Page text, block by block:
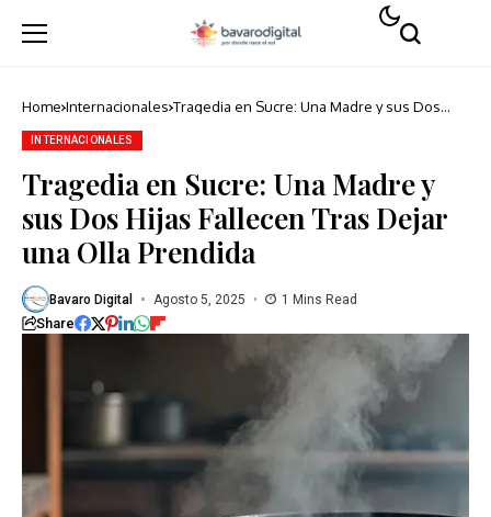
Home Internacionales Tragedia en Sucre: Una Madre y sus Dos
INTERNACIONALES
Tragedia en Sucre: Una Madre y
sus Dos Hijas Fallecen Tras Dejar
una Olla Prendida
Bavaro Digital Agosto 5, 2025 1 Mins Read
Share